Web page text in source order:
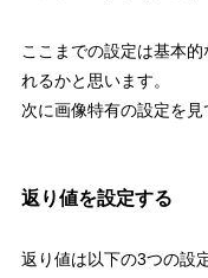
ここまでの設定は基本
れるかと思います。
次に画像特有の設定を見
返り値を設定する
返り値は以下の3つの設